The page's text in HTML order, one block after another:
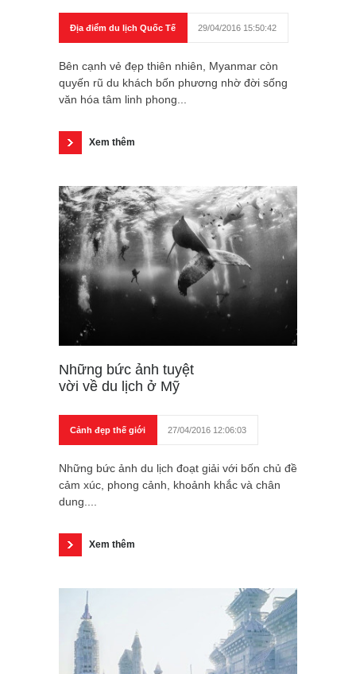
Địa điểm du lịch Quốc Tế 29/04/2016 15:50:42
Bên cạnh vẻ đẹp thiên nhiên, Myanmar còn
quyến rũ du khách bốn phương nhờ đời sống
văn hóa tâm linh phong...
Xem thêm
Những bức ảnh tuyệt
vời về du lịch ở Mỹ
Cảnh đẹp thế giới 27/04/2016 12:06:03
Những bức ảnh du lịch đoạt giải với bốn chủ đề
cảm xúc, phong cảnh, khoảnh khắc và chân
dung....
Xem thêm